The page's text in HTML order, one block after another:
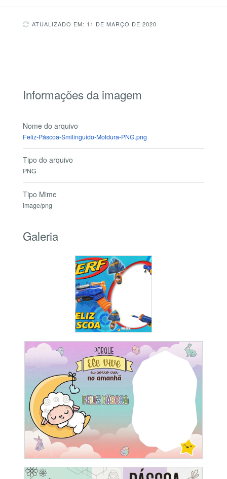
ATUALIZADO EM: 11 DE MARÇO DE 2020
Informações da imagem
Nome do arquivo
Feliz-Páscoa-Smilinguido-Moldura-PNG.png
Tipo do arquivo
PNG
Tipo Mime
image/png
Galeria